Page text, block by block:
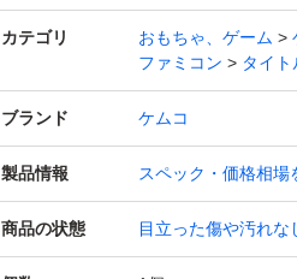
カテゴリ おもちゃ、ゲーム
ファミコン
タイト
ブランド ケムコ
製品情報 スペック・価格相場
商品の状態 目立った傷や汚れな